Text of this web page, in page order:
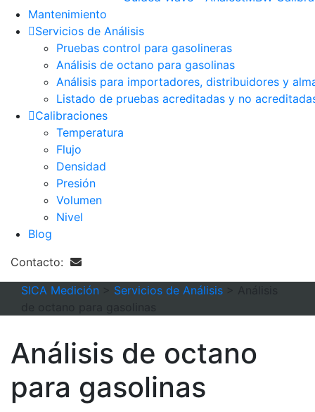
Mantenimiento
Servicios de Análisis
Pruebas control para gasolineras
Análisis de octano para gasolinas
Análisis para importadores, distribuidores y
Listado de pruebas acreditadas y no
Calibraciones
Temperatura
Flujo
Densidad
Presión
Volumen
Nivel
Blog
Contacto:
SICA Medición
Servicios de Análisis
Análisis de octano
para gasolinas